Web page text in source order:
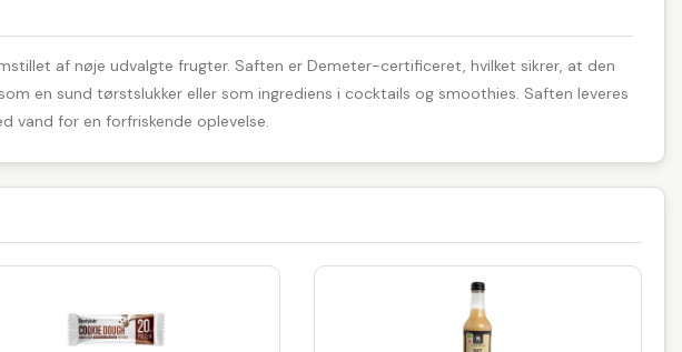
af nøje udvalgte frugter. Saften er Demeter-certificeret, hvilket sikrer, at den
en sund tørstslukker eller som ingrediens i cocktails og smoothies. Saften leveres
vand for en forfriskende oplevelse.